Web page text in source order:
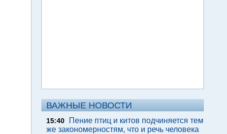
ВАЖНЫЕ НОВОСТИ
15:40
Пение птиц и китов подчиняется тем
же закономерностям, что и речь человека